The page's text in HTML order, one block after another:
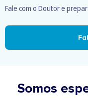
Fale com o Doutor e
Somos